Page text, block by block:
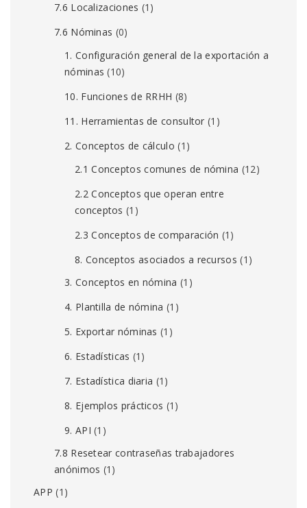
7.6 Localizaciones (1)
7.6 Nóminas (0)
1. Configuración general de la exportación a
nóminas (10)
10. Funciones de RRHH (8)
11. Herramientas de consultor (1)
2. Conceptos de cálculo (1)
2.1 Conceptos comunes de nómina (12)
2.2 Conceptos que operan entre
conceptos (1)
2.3 Conceptos de comparación (1)
8. Conceptos asociados a recursos (1)
3. Conceptos en nómina (1)
4. Plantilla de nómina (1)
5. Exportar nóminas (1)
6. Estadísticas (1)
7. Estadística diaria (1)
8. Ejemplos prácticos (1)
9. API (1)
7.8 Resetear contraseñas trabajadores
anónimos (1)
APP (1)